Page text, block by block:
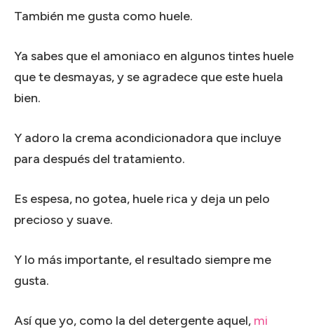
También me gusta como huele.
Ya sabes que el amoniaco en algunos tintes huele
que te desmayas, y se agradece que este huela
bien.
Y adoro la crema acondicionadora que incluye
para después del tratamiento.
Es espesa, no gotea, huele rica y deja un pelo
precioso y suave.
Y lo más importante, el resultado siempre me
gusta.
Así que yo, como la del detergente aquel, mi